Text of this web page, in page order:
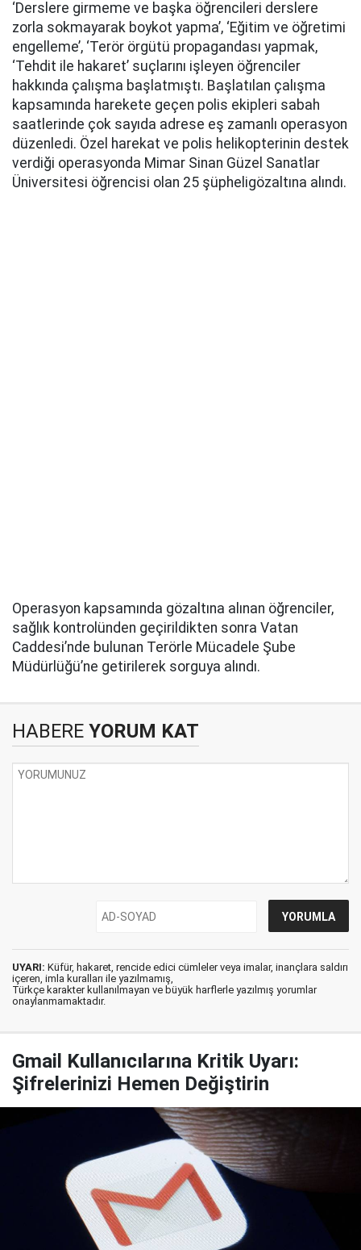
‘Derslere girmeme ve başka öğrencileri derslere
zorla sokmayarak boykot yapma’, ‘Eğitim ve öğretimi
engelleme’, ‘Terör örgütü propagandası yapmak,
‘Tehdit ile hakaret’ suçlarını işleyen öğrenciler
hakkında çalışma başlatmıştı. Başlatılan çalışma
kapsamında harekete geçen polis ekipleri sabah
saatlerinde çok sayıda adrese eş zamanlı operasyon
düzenledi. Özel harekat ve polis helikopterinin destek
verdiği operasyonda Mimar Sinan Güzel Sanatlar
Üniversitesi öğrencisi olan 25 şüpheligözaltına alındı.
Operasyon kapsamında gözaltına alınan öğrenciler,
sağlık kontrolünden geçirildikten sonra Vatan
Caddesi’nde bulunan Terörle Mücadele Şube
Müdürlüğü’ne getirilerek sorguya alındı.
HABERE YORUM KAT
UYARI: Küfür, hakaret, rencide edici cümleler veya imalar, inançlara saldırı
içeren, imla kuralları ile yazılmamış,
Türkçe karakter kullanılmayan ve büyük harflerle yazılmış yorumlar
onaylanmamaktadır.
Gmail Kullanıcılarına Kritik Uyarı:
Şifrelerinizi Hemen Değiştirin